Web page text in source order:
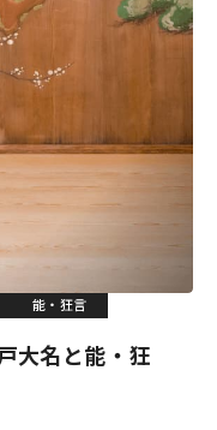
能・狂言
大名と能・狂